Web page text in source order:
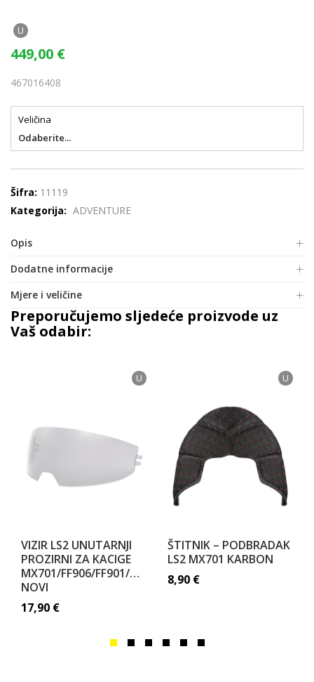
U
449,00 €
467016408
Veličina
Odaberite...
Šifra: 11119
Kategorija: ADVENTURE
Opis
Dodatne informacije
Mjere i veličine
Preporučujemo sljedeće proizvode uz
Vaš odabir:
U
VIZIR LS2 UNUTARNJI
PROZIRNI ZA KACIGE
MX701/FF906/FF901/OF603
NOVI
17,90 €
U
ŠTITNIK – PODBRADAK
LS2 MX701 KARBON
8,90 €